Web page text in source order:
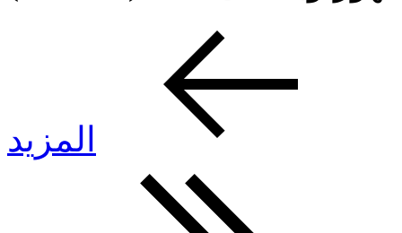
المزيد